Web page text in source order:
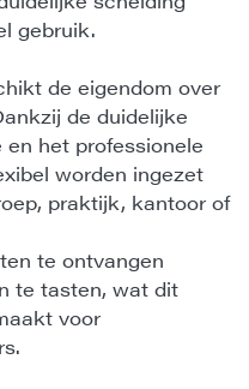
gebruik.
de eigendom over
de duidelijke
het professionele
worden ingezet
praktijk, kantoor of
te ontvangen
te tasten, wat dit
voor